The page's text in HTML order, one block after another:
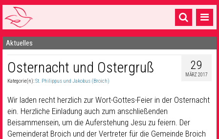
Startseite
1 Pfarrei
16 Gemeinden & mehr
Gottesdienste & Sinnsuche
Sakramente & Feste
Aktuelles
29
MÄRZ 2017
Osternacht und Ostergruß
Kategorie(n):St. Philippus und Jakobus (Broich)
Wir laden recht herzlich zur Wort-Gottes-Feier in der Osternacht
ein. Herzliche Einladung auch zum anschließenden
Beisammensein, um die Auferstehung Jesu zu feiern. Der
Gemeinderat Broich und der Vertreter für die Gemeinde Broich